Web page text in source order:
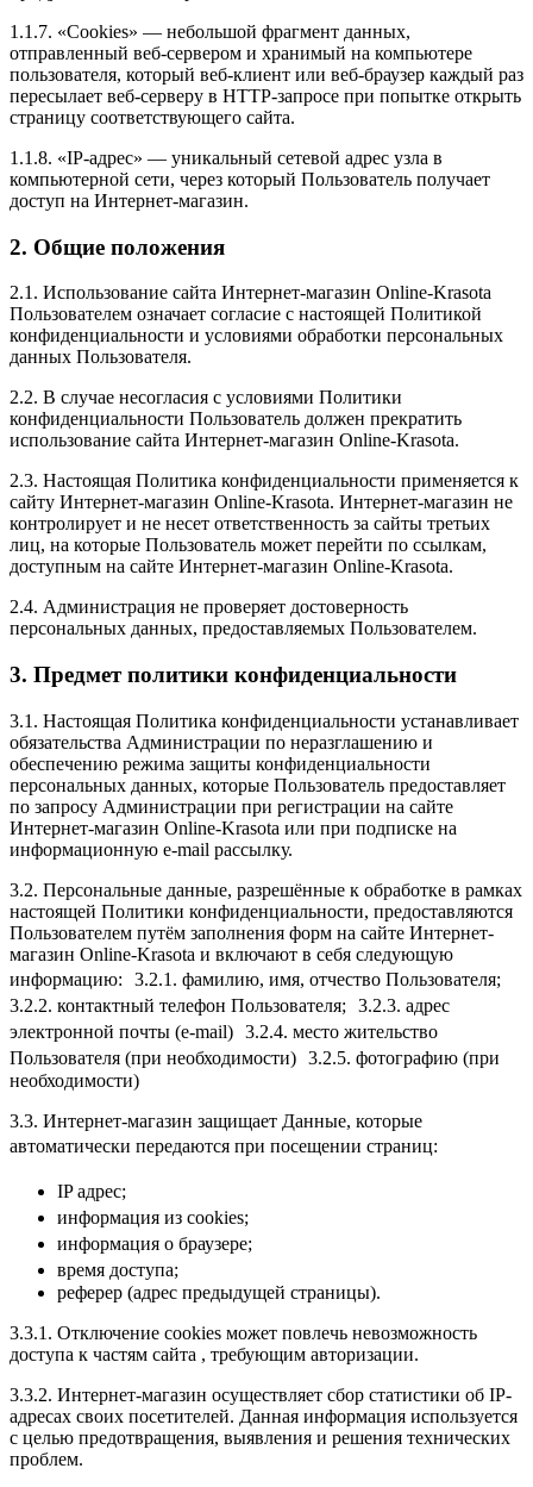
1.1.7. «Cookies» — небольшой фрагмент данных,
отправленный веб-сервером и хранимый на компьютере
пользователя, который веб-клиент или веб-браузер каждый раз
пересылает веб-серверу в HTTP-запросе при попытке открыть
страницу соответствующего сайта.
1.1.8. «IP-адрес» — уникальный сетевой адрес узла в
компьютерной сети, через который Пользователь получает
доступ на Интернет-магазин.
2. Общие положения
2.1. Использование сайта Интернет-магазин Online-Krasota
Пользователем означает согласие с настоящей Политикой
конфиденциальности и условиями обработки персональных
данных Пользователя.
2.2. В случае несогласия с условиями Политики
конфиденциальности Пользователь должен прекратить
использование сайта Интернет-магазин Online-Krasota.
2.3. Настоящая Политика конфиденциальности применяется к
сайту Интернет-магазин Online-Krasota. Интернет-магазин не
контролирует и не несет ответственность за сайты третьих
лиц, на которые Пользователь может перейти по ссылкам,
доступным на сайте Интернет-магазин Online-Krasota.
2.4. Администрация не проверяет достоверность
персональных данных, предоставляемых Пользователем.
3. Предмет политики конфиденциальности
3.1. Настоящая Политика конфиденциальности устанавливает
обязательства Администрации по неразглашению и
обеспечению режима защиты конфиденциальности
персональных данных, которые Пользователь предоставляет
по запросу Администрации при регистрации на сайте
Интернет-магазин Online-Krasota или при подписке на
информационную e-mail рассылку.
3.2. Персональные данные, разрешённые к обработке в рамках
настоящей Политики конфиденциальности, предоставляются
Пользователем путём заполнения форм на сайте Интернет-
магазин Online-Krasota и включают в себя следующую
информацию: 3.2.1. фамилию, имя, отчество Пользователя;
3.2.2. контактный телефон Пользователя; 3.2.3. адрес
электронной почты (e-mail) 3.2.4. место жительство
Пользователя (при необходимости) 3.2.5. фотографию (при
необходимости)
3.3. Интернет-магазин защищает Данные, которые
автоматически передаются при посещении страниц:
IP адрес;
информация из cookies;
информация о браузере;
время доступа;
реферер (адрес предыдущей страницы).
3.3.1. Отключение cookies может повлечь невозможность
доступа к частям сайта , требующим авторизации.
3.3.2. Интернет-магазин осуществляет сбор статистики об IP-
адресах своих посетителей. Данная информация используется
с целью предотвращения, выявления и решения технических
проблем.